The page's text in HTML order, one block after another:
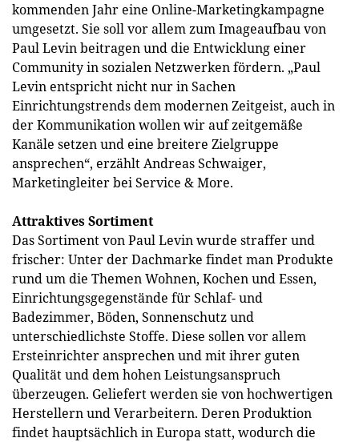
kommenden Jahr eine Online-Marketingkampagne
umgesetzt. Sie soll vor allem zum Imageaufbau von
Paul Levin beitragen und die Entwicklung einer
Community in sozialen Netzwerken fördern. „Paul
Levin entspricht nicht nur in Sachen
Einrichtungstrends dem modernen Zeitgeist, auch in
der Kommunikation wollen wir auf zeitgemäße
Kanäle setzen und eine breitere Zielgruppe
ansprechen“, erzählt Andreas Schwaiger,
Marketingleiter bei Service & More.
Attraktives Sortiment
Das Sortiment von Paul Levin wurde straffer und
frischer: Unter der Dachmarke findet man Produkte
rund um die Themen Wohnen, Kochen und Essen,
Einrichtungsgegenstände für Schlaf- und
Badezimmer, Böden, Sonnenschutz und
unterschiedlichste Stoffe. Diese sollen vor allem
Ersteinrichter ansprechen und mit ihrer guten
Qualität und dem hohen Leistungsanspruch
überzeugen. Geliefert werden sie von hochwertigen
Herstellern und Verarbeitern. Deren Produktion
findet hauptsächlich in Europa statt, wodurch die